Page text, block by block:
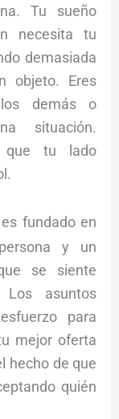
Tu sueño
necesita tu
demasiada
objeto. Eres
los demás o
situación.
que tu lado
fundado en
y un
se siente
asuntos
para
mejor oferta
hecho de que
quién